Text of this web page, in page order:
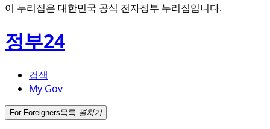
이 누리집은 대한민국 공식 전자정부 누리집입니다.
정부24
검색
My Gov
For Foreigners목록 펼치기